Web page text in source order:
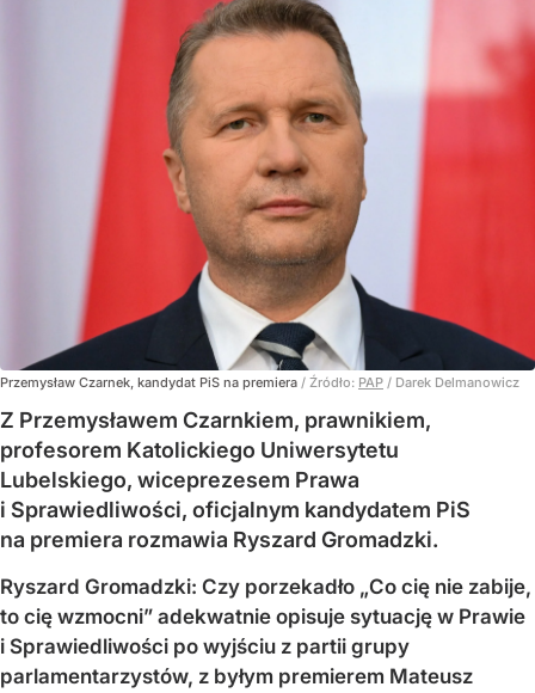
Przemysław Czarnek, kandydat PiS na premiera / Źródło: PAP / Darek Delmanowicz
Z Przemysławem Czarnkiem, prawnikiem,
profesorem Katolickiego Uniwersytetu
Lubelskiego, wiceprezesem Prawa
i Sprawiedliwości, oficjalnym kandydatem PiS
na premiera rozmawia Ryszard Gromadzki.
Ryszard Gromadzki: Czy porzekadło „Co cię nie zabije,
to cię wzmocni” adekwatnie opisuje sytuację w Prawie
i Sprawiedliwości po wyjściu z partii grupy
parlamentarzystów, z byłym premierem Mateusz